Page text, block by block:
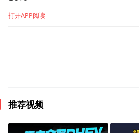
际产业大分工、大协作、大
的不够敏锐。随着全国战略
区的战略地位更加凸显。天
打开APP阅读
推荐视频